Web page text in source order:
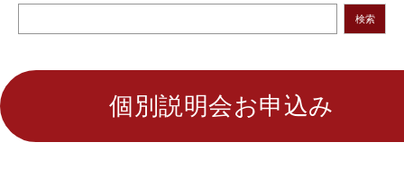
検索
個別説明会お申込み